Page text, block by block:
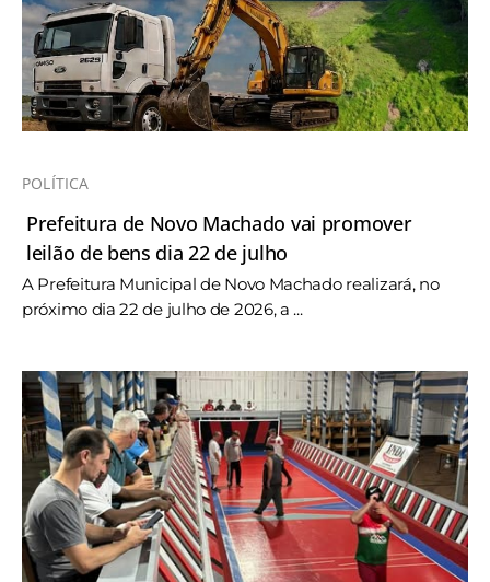
POLÍTICA
Prefeitura de Novo Machado vai promover
leilão de bens dia 22 de julho
A Prefeitura Municipal de Novo Machado realizará, no
próximo dia 22 de julho de 2026, a ...